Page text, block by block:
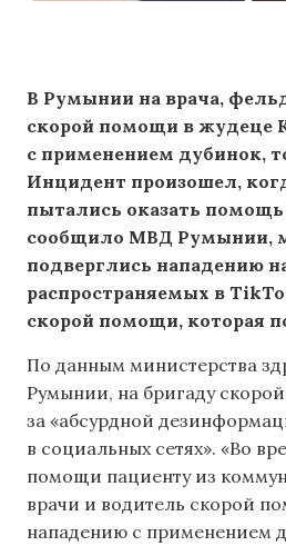
В Румынии на врача,
скорой помощи в жудеце
с применением дубинок,
Инцидент произошел,
пытались оказать
сообщило МВД Румынии,
подверглись нападению
распространяемых в
скорой помощи, которая
По данным министерства
Румынии, на бригаду
за «абсурдной
в социальных сетях». «Во
помощи пациенту из
врачи и водитель скорой
нападению с применением